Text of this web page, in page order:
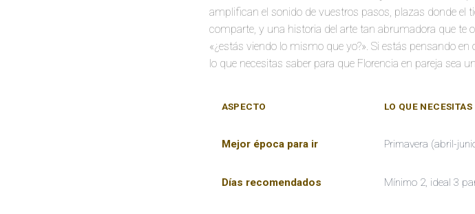
amplifican el sonido de vuestros pasos, plazas donde el
comparte, y una historia del arte tan abrumadora que te
«¿estás viendo lo mismo que yo?». Si estás pensando
lo que necesitas saber para que Florencia en pareja sea
ASPECTO LO QUE NECESITAS
Mejor época para ir Primavera (abril-
Días recomendados Mínimo 2, ideal 3